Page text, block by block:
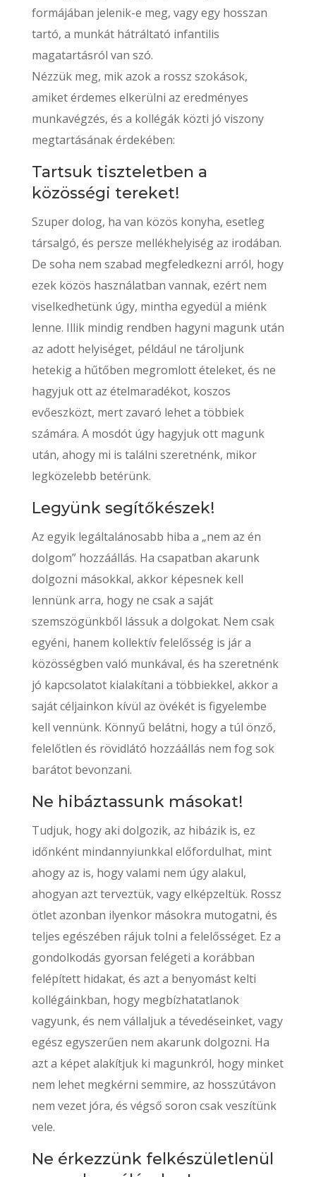
formájában jelenik-e meg, vagy egy hosszan
tartó, a munkát hátráltató infantilis
magatartásról van szó.
Nézzük meg, mik azok a rossz szokások,
amiket érdemes elkerülni az eredményes
munkavégzés, és a kollégák közti jó viszony
megtartásának érdekében:
Tartsuk tiszteletben a
közösségi tereket!
Szuper dolog, ha van közös konyha, esetleg
társalgó, és persze mellékhelyiség az irodában.
De soha nem szabad megfeledkezni arról, hogy
ezek közös használatban vannak, ezért nem
viselkedhetünk úgy, mintha egyedül a miénk
lenne. Illik mindig rendben hagyni magunk után
az adott helyiséget, például ne tároljunk
hetekig a hűtőben megromlott ételeket, és ne
hagyjuk ott az ételmaradékot, koszos
evőeszközt, mert zavaró lehet a többiek
számára. A mosdót úgy hagyjuk ott magunk
után, ahogy mi is találni szeretnénk, mikor
legközelebb betérünk.
Legyünk segítőkészek!
Az egyik legáltalánosabb hiba a „nem az én
dolgom” hozzáállás. Ha csapatban akarunk
dolgozni másokkal, akkor képesnek kell
lennünk arra, hogy ne csak a saját
szemszögünkből lássuk a dolgokat. Nem csak
egyéni, hanem kollektív felelősség is jár a
közösségben való munkával, és ha szeretnénk
jó kapcsolatot kialakítani a többiekkel, akkor a
saját céljainkon kívül az övékét is figyelembe
kell vennünk. Könnyű belátni, hogy a túl önző,
felelőtlen és rövidlátó hozzáállás nem fog sok
barátot bevonzani.
Ne hibáztassunk másokat!
Tudjuk, hogy aki dolgozik, az hibázik is, ez
időnként mindannyiunkkal előfordulhat, mint
ahogy az is, hogy valami nem úgy alakul,
ahogyan azt terveztük, vagy elképzeltük. Rossz
ötlet azonban ilyenkor másokra mutogatni, és
teljes egészében rájuk tolni a felelősséget. Ez a
gondolkodás gyorsan felégeti a korábban
felépített hidakat, és azt a benyomást kelti
kollégáinkban, hogy megbízhatatlanok
vagyunk, és nem vállaljuk a tévedéseinket, vagy
egész egyszerűen nem akarunk dolgozni. Ha
azt a képet alakítjuk ki magunkról, hogy minket
nem lehet megkérni semmire, az hosszútávon
nem vezet jóra, és végső soron csak veszítünk
vele.
Ne érkezzünk felkészületlenül